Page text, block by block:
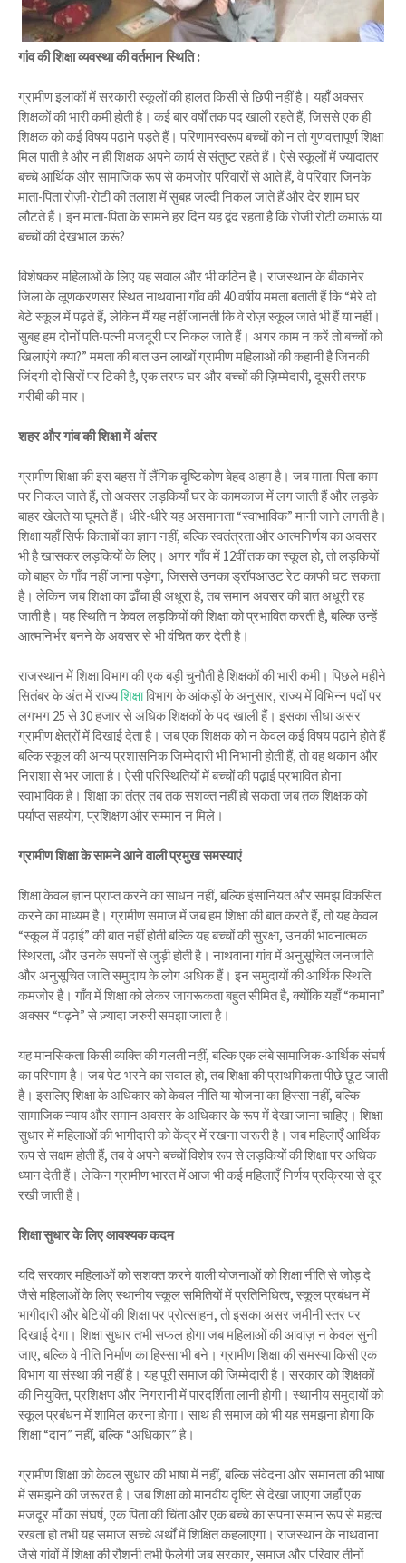
गांव की शिक्षा व्यवस्था की वर्तमान स्थिति :
ग्रामीण इलाकों में सरकारी स्कूलों की हालत किसी से छिपी नहीं है। यहाँ अक्सर
शिक्षकों की भारी कमी होती है। कई बार वर्षों तक पद खाली रहते हैं, जिससे एक ही
शिक्षक को कई विषय पढ़ाने पड़ते हैं। परिणामस्वरूप बच्चों को न तो गुणवत्तापूर्ण शिक्षा
मिल पाती है और न ही शिक्षक अपने कार्य से संतुष्ट रहते हैं। ऐसे स्कूलों में ज्यादातर
बच्चे आर्थिक और सामाजिक रूप से कमजोर परिवारों से आते हैं, वे परिवार जिनके
माता-पिता रोज़ी-रोटी की तलाश में सुबह जल्दी निकल जाते हैं और देर शाम घर
लौटते हैं। इन माता-पिता के सामने हर दिन यह द्वंद रहता है कि रोजी रोटी कमाऊं या
बच्चों की देखभाल करूं?
विशेषकर महिलाओं के लिए यह सवाल और भी कठिन है। राजस्थान के बीकानेर
जिला के लूणकरणसर स्थित नाथवाना गाँव की 40 वर्षीय ममता बताती हैं कि “मेरे दो
बेटे स्कूल में पढ़ते हैं, लेकिन मैं यह नहीं जानती कि वे रोज़ स्कूल जाते भी हैं या नहीं।
सुबह हम दोनों पति-पत्नी मजदूरी पर निकल जाते हैं। अगर काम न करें तो बच्चों को
खिलाएंगे क्या?” ममता की बात उन लाखों ग्रामीण महिलाओं की कहानी है जिनकी
जिंदगी दो सिरों पर टिकी है, एक तरफ घर और बच्चों की ज़िम्मेदारी, दूसरी तरफ
गरीबी की मार।
शहर और गांव की शिक्षा में अंतर
ग्रामीण शिक्षा की इस बहस में लैंगिक दृष्टिकोण बेहद अहम है। जब माता-पिता काम
पर निकल जाते हैं, तो अक्सर लड़कियाँ घर के कामकाज में लग जाती हैं और लड़के
बाहर खेलते या घूमते हैं। धीरे-धीरे यह असमानता “स्वाभाविक” मानी जाने लगती है।
शिक्षा यहाँ सिर्फ किताबों का ज्ञान नहीं, बल्कि स्वतंत्रता और आत्मनिर्णय का अवसर
भी है खासकर लड़कियों के लिए। अगर गाँव में 12वीं तक का स्कूल हो, तो लड़कियों
को बाहर के गाँव नहीं जाना पड़ेगा, जिससे उनका ड्रॉपआउट रेट काफी घट सकता
है। लेकिन जब शिक्षा का ढाँचा ही अधूरा है, तब समान अवसर की बात अधूरी रह
जाती है। यह स्थिति न केवल लड़कियों की शिक्षा को प्रभावित करती है, बल्कि उन्हें
आत्मनिर्भर बनने के अवसर से भी वंचित कर देती है।
राजस्थान में शिक्षा विभाग की एक बड़ी चुनौती है शिक्षकों की भारी कमी। पिछले महीने
सितंबर के अंत में राज्यशिक्षाविभाग के आंकड़ों के अनुसार, राज्य में विभिन्न पदों पर
लगभग 25 से 30 हजार से अधिक शिक्षकों के पद खाली हैं। इसका सीधा असर
ग्रामीण क्षेत्रों में दिखाई देता है। जब एक शिक्षक को न केवल कई विषय पढ़ाने होते हैं
बल्कि स्कूल की अन्य प्रशासनिक जिम्मेदारी भी निभानी होती हैं, तो वह थकान और
निराशा से भर जाता है। ऐसी परिस्थितियों में बच्चों की पढ़ाई प्रभावित होना
स्वाभाविक है। शिक्षा का तंत्र तब तक सशक्त नहीं हो सकता जब तक शिक्षक को
पर्याप्त सहयोग, प्रशिक्षण और सम्मान न मिले।
ग्रामीण शिक्षा के सामने आने वाली प्रमुख समस्याएं
शिक्षा केवल ज्ञान प्राप्त करने का साधन नहीं, बल्कि इंसानियत और समझ विकसित
करने का माध्यम है। ग्रामीण समाज में जब हम शिक्षा की बात करते हैं, तो यह केवल
“स्कूल में पढ़ाई” की बात नहीं होती बल्कि यह बच्चों की सुरक्षा, उनकी भावनात्मक
स्थिरता, और उनके सपनों से जुड़ी होती है। नाथवाना गांव में अनुसूचित जनजाति
और अनुसूचित जाति समुदाय के लोग अधिक हैं। इन समुदायों की आर्थिक स्थिति
कमजोर है। गाँव में शिक्षा को लेकर जागरूकता बहुत सीमित है, क्योंकि यहाँ “कमाना”
अक्सर “पढ़ने” से ज़्यादा जरुरी समझा जाता है।
यह मानसिकता किसी व्यक्ति की गलती नहीं, बल्कि एक लंबे सामाजिक-आर्थिक संघर्ष
का परिणाम है। जब पेट भरने का सवाल हो, तब शिक्षा की प्राथमिकता पीछे छूट जाती
है। इसलिए शिक्षा के अधिकार को केवल नीति या योजना का हिस्सा नहीं, बल्कि
सामाजिक न्याय और समान अवसर के अधिकार के रूप में देखा जाना चाहिए। शिक्षा
सुधार में महिलाओं की भागीदारी को केंद्र में रखना जरूरी है। जब महिलाएँ आर्थिक
रूप से सक्षम होती हैं, तब वे अपने बच्चों विशेष रूप से लड़कियों की शिक्षा पर अधिक
ध्यान देती हैं। लेकिन ग्रामीण भारत में आज भी कई महिलाएँ निर्णय प्रक्रिया से दूर
रखी जाती हैं।
शिक्षा सुधार के लिए आवश्यक कदम
यदि सरकार महिलाओं को सशक्त करने वाली योजनाओं को शिक्षा नीति से जोड़ दे
जैसे महिलाओं के लिए स्थानीय स्कूल समितियों में प्रतिनिधित्व, स्कूल प्रबंधन में
भागीदारी और बेटियों की शिक्षा पर प्रोत्साहन, तो इसका असर जमीनी स्तर पर
दिखाई देगा। शिक्षा सुधार तभी सफल होगा जब महिलाओं की आवाज़ न केवल सुनी
जाए, बल्कि वे नीति निर्माण का हिस्सा भी बने। ग्रामीण शिक्षा की समस्या किसी एक
विभाग या संस्था की नहीं है। यह पूरी समाज की जिम्मेदारी है। सरकार को शिक्षकों
की नियुक्ति, प्रशिक्षण और निगरानी में पारदर्शिता लानी होगी। स्थानीय समुदायों को
स्कूल प्रबंधन में शामिल करना होगा। साथ ही समाज को भी यह समझना होगा कि
शिक्षा “दान” नहीं, बल्कि “अधिकार” है।
ग्रामीण शिक्षा को केवल सुधार की भाषा में नहीं, बल्कि संवेदना और समानता की भाषा
में समझने की जरूरत है। जब शिक्षा को मानवीय दृष्टि से देखा जाएगा जहाँ एक
मजदूर माँ का संघर्ष, एक पिता की चिंता और एक बच्चे का सपना समान रूप से महत्व
रखता हो तभी यह समाज सच्चे अर्थों में शिक्षित कहलाएगा। राजस्थान के नाथवाना
जैसे गांवों में शिक्षा की रौशनी तभी फैलेगी जब सरकार, समाज और परिवार तीनों